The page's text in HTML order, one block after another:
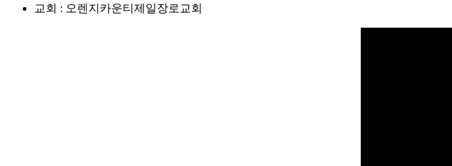
교회 : 오렌지카운티제일장로교회